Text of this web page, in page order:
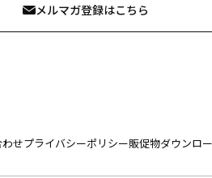
メルマガ登録はこちら
せプライバシーポリシー販促物ダウンロ